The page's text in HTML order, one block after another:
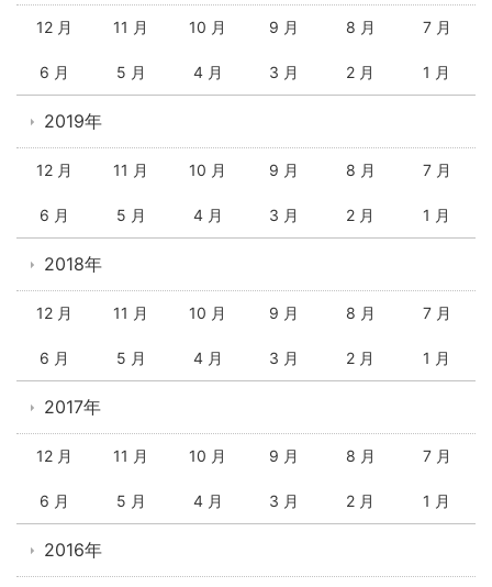
12 月 11 月 10 月 9 月 8 月 7 月
6 月 5 月 4 月 3 月 2 月 1 月
2019年
12 月 11 月 10 月 9 月 8 月 7 月
6 月 5 月 4 月 3 月 2 月 1 月
2018年
12 月 11 月 10 月 9 月 8 月 7 月
6 月 5 月 4 月 3 月 2 月 1 月
2017年
12 月 11 月 10 月 9 月 8 月 7 月
6 月 5 月 4 月 3 月 2 月 1 月
2016年